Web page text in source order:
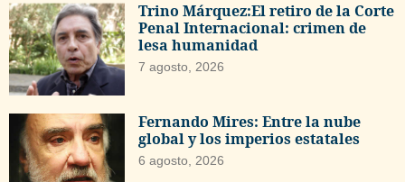
Trino Márquez:El retiro de la Corte
Penal Internacional: crimen de
lesa humanidad
7 agosto, 2026
Fernando Mires: Entre la nube
global y los imperios estatales
6 agosto, 2026